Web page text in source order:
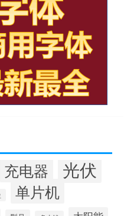
充电器 光伏
单片机